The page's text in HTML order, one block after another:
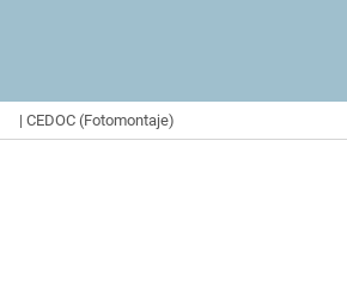
| CEDOC (Fotomontaje)